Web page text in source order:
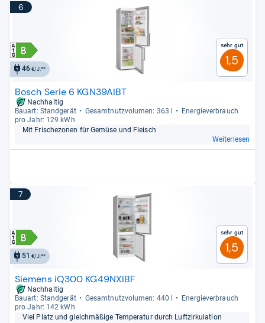
6
46€/J.**
Sehr gut
1,5
Bosch Serie 6 KGN39AIBT
Nachhaltig
Bau­art: Stand­ge­rät
Gesamt­nutz­vo­lu­men: 363 l
Ener­gie­ver­brauch
pro Jahr: 129 kWh
Mit Fri­sche­zo­nen für Gemüse und Fleisch
Weiterlesen
7
51 €/J.**
Sehr gut
1,5
Siemens iQ300 KG49NXIBF
Nachhaltig
Bau­art: Stand­ge­rät
Gesamt­nutz­vo­lu­men: 440 l
Ener­gie­ver­brauch
pro Jahr: 142 kWh
Viel Platz und gleich­mä­ßige Tem­pe­ra­tur durch Luft­zir­ku­la­tion